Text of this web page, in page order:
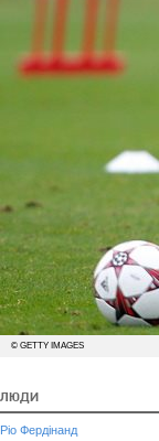
© GETTY IMAGES
ЛЮДИ
Ріо Фердінанд